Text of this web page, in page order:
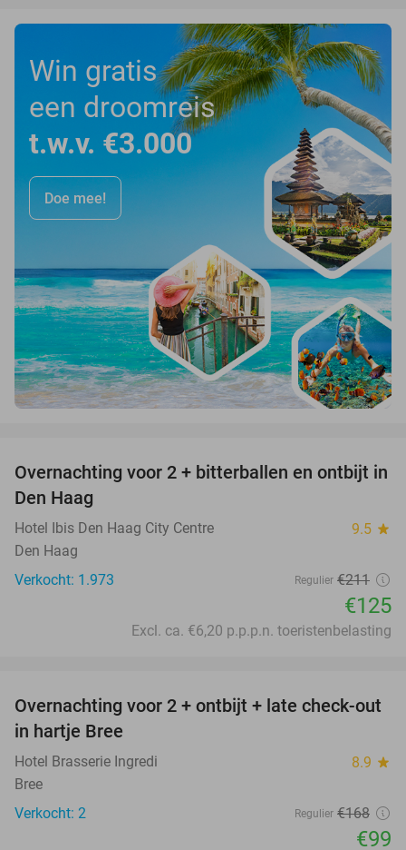
Win gratis
een droomreis
t.w.v. €3.000
Doe mee!
41%
Overnachting voor 2 + bitterballen en ontbijt in
Den Haag
Hotel Ibis Den Haag City Centre 9.5 star
Den Haag
Verkocht: 1.973
Regulier €211
€125
Excl. ca. €6,20 p.p.p.n. toeristenbelasting
41%
TODAY
Overnachting voor 2 + ontbijt + late check-out
in hartje Bree
Hotel Brasserie Ingredi 8.9 star
Bree
Verkocht: 2
Regulier €168
€99